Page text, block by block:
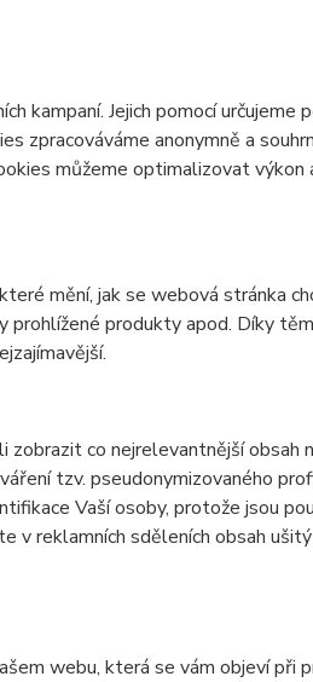
kampaní. Jejich pomocí určujeme
zpracováváme anonymně a
můžeme optimalizovat výkon
mění, jak se webová stránka
prohlížené produkty apod. Díky
zobrazit co nejrelevantnější obsah
tzv. pseudonymizovaného
Vaší osoby, protože jsou
v reklamních sděleních obsah ušitý
webu, která se vám objeví při